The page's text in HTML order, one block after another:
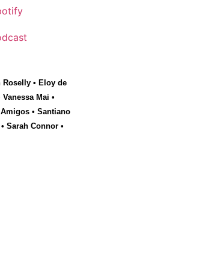
Roselly • Eloy de
Vanessa Mai •
Amigos • Santiano
• Sarah Connor •